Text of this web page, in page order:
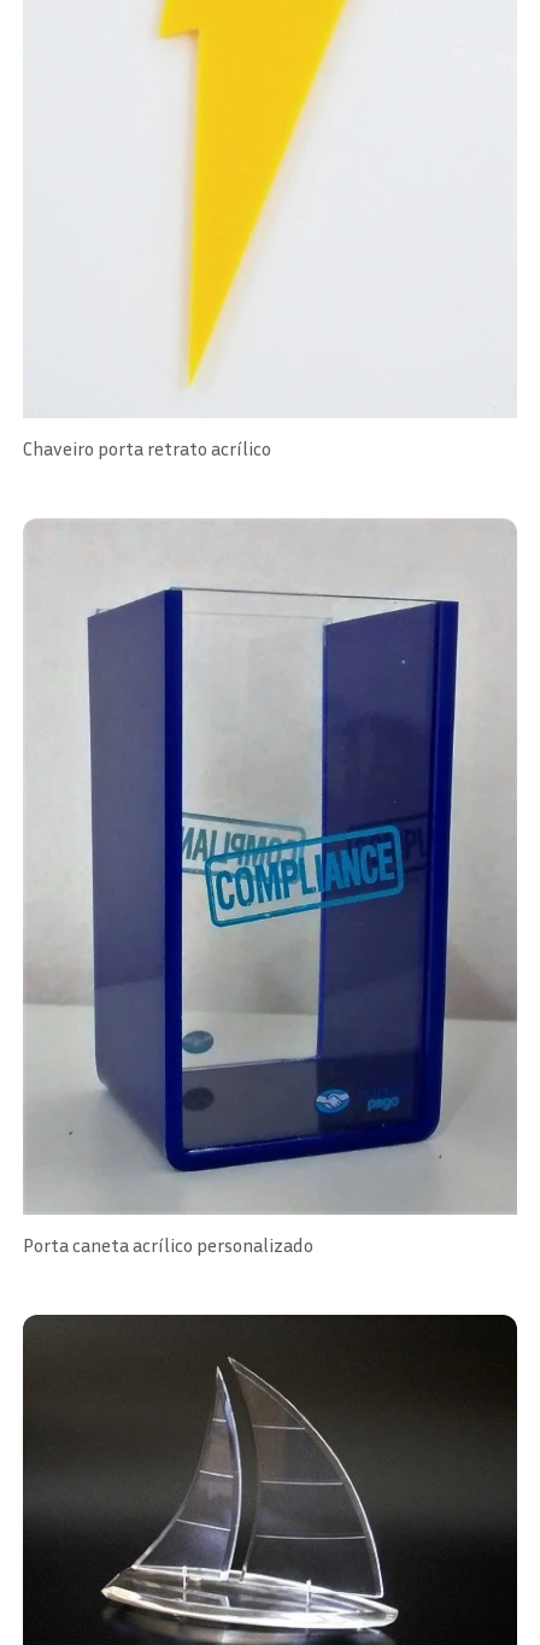
Chaveiro porta retrato acrílico
Porta caneta acrílico personalizado